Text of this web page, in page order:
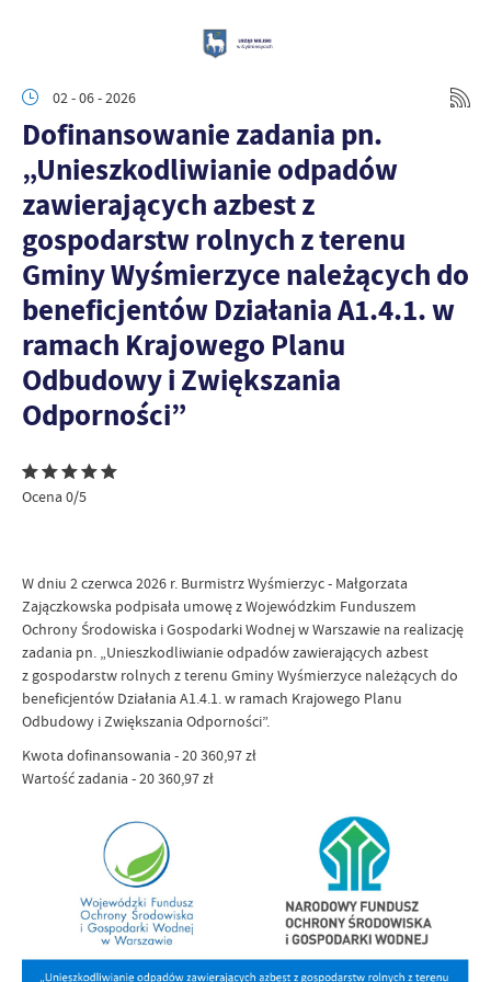
02 - 06 - 2026
Dofinansowanie zadania pn.
„Unieszkodliwianie odpadów
zawierających azbest z
gospodarstw rolnych z terenu
Gminy Wyśmierzyce należących do
beneficjentów Działania A1.4.1. w
ramach Krajowego Planu
Odbudowy i Zwiększania
Odporności”
Ocena 0/5
W dniu 2 czerwca 2026 r. Burmistrz Wyśmierzyc - Małgorzata
Zajączkowska podpisała umowę z Wojewódzkim Funduszem
Ochrony Środowiska i Gospodarki Wodnej w Warszawie na realizację
zadania pn. „Unieszkodliwianie odpadów zawierających azbest
z gospodarstw rolnych z terenu Gminy Wyśmierzyce należących do
beneficjentów Działania A1.4.1. w ramach Krajowego Planu
Odbudowy i Zwiększania Odporności”.
Kwota dofinansowania - 20 360,97 zł
Wartość zadania - 20 360,97 zł